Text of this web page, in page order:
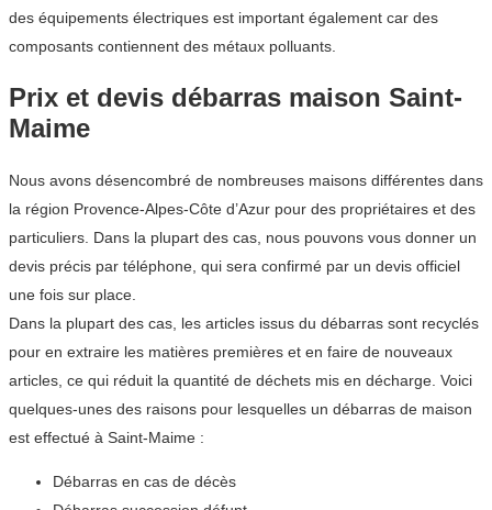
des équipements électriques est important également car des
composants contiennent des métaux polluants.
Prix et devis débarras maison Saint-
Maime
Nous avons désencombré de nombreuses maisons différentes dans
la région Provence-Alpes-Côte d’Azur pour des propriétaires et des
particuliers. Dans la plupart des cas, nous pouvons vous donner un
devis précis par téléphone, qui sera confirmé par un devis officiel
une fois sur place.
Dans la plupart des cas, les articles issus du débarras sont recyclés
pour en extraire les matières premières et en faire de nouveaux
articles, ce qui réduit la quantité de déchets mis en décharge. Voici
quelques-unes des raisons pour lesquelles un débarras de maison
est effectué à Saint-Maime :
Débarras en cas de décès